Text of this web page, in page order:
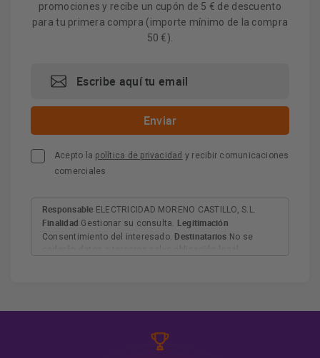
promociones y recibe un cupón de 5 € de descuento
para tu primera compra (importe mínimo de la compra
50 €).
Acepto la política de privacidad y recibir comunicaciones
comerciales
Responsable ELECTRICIDAD MORENO CASTILLO, S.L.
Finalidad Gestionar su consulta. Legitimación
Consentimiento del interesado. Destinatarios No se